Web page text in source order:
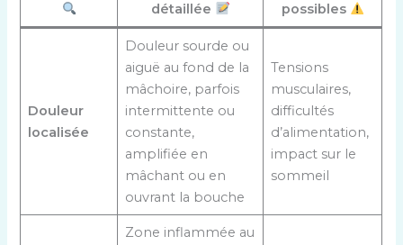
détaillée
possibles
Douleur
localisée
Douleur sourde ou
aiguë au fond de la
mâchoire, parfois
intermittente ou
constante,
amplifiée en
mâchant ou en
ouvrant la bouche
Tensions
musculaires,
difficultés
d’alimentation,
impact sur le
sommeil
Zone inflammée au